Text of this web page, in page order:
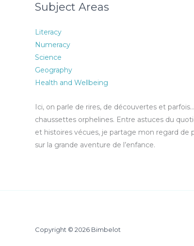
Subject Areas
Literacy
Numeracy
Science
Geography
Health and Wellbeing
Ici, on parle de rires, de découvertes et
chaussettes orphelines. Entre astuces du
et histoires vécues, je partage mon regard de
sur la grande aventure de l’enfance.
Copyright © 2026 Bimbelot